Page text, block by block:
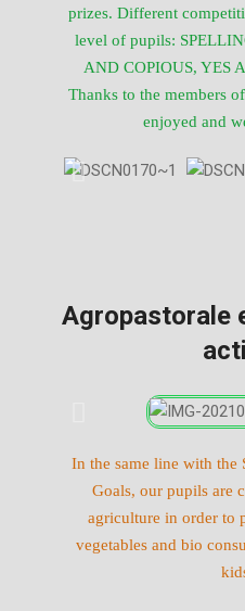
prizes. Different
level of pupils:
AND COPIOUS, YES
Thanks to the members
enjoyed and
Agropastorale
In the same line with the
Goals, our pupils are
agriculture in order to
vegetables and bio